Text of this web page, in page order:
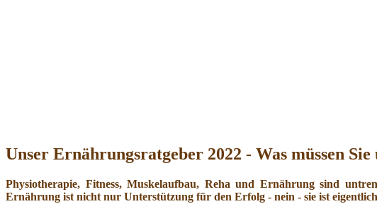
Unser Ernährungsratgeber 2022 - Was müssen
Physiotherapie, Fitness, Muskelaufbau, Reha und Ernährung sind
Ernährung ist nicht nur Unterstützung für den Erfolg - nein - sie ist